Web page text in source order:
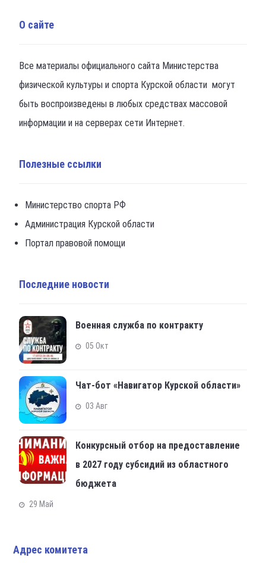
О сайте
Все материалы официального сайта Министерства
физической культуры и спорта Курской области могут
быть воспроизведены в любых средствах массовой
информации и на серверах сети Интернет.
Полезные ссылки
Министерство спорта РФ
Администрация Курской области
Портал правовой помощи
Последние новости
Военная служба по контракту
05 Окт
Чат-бот «Навигатор Курской области»
03 Авг
Конкурсный отбор на предоставление
в 2027 году субсидий из областного
бюджета
29 Май
Адрес комитета